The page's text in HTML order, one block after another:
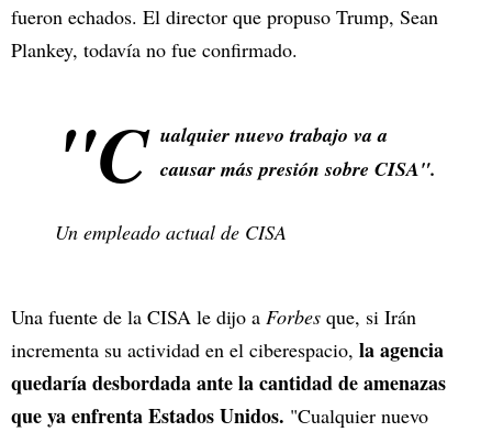
fueron echados. El director que propuso Trump, Sean
Plankey, todavía no fue confirmado.
"C ualquier nuevo trabajo va a
causar más presión sobre CISA".
Un empleado actual de CISA
Una fuente de la CISA le dijo a Forbes que, si Irán
incrementa su actividad en el ciberespacio, la agencia
quedaría desbordada ante la cantidad de amenazas
que ya enfrenta Estados Unidos. "Cualquier nuevo